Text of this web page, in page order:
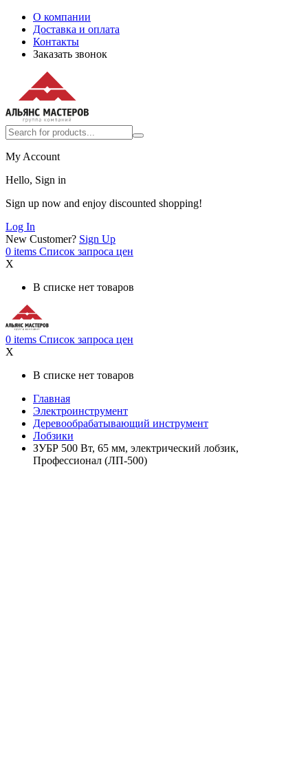
О компании
Доставка и оплата
Контакты
Заказать звонок
My Account
Hello, Sign in
Sign up now and enjoy discounted shopping!
Log In
New Customer? Sign Up
0 items Список запроса цен
X
В списке нет товаров
0 items Список запроса цен
X
В списке нет товаров
Главная
Электроинструмент
Деревообрабатывающий инструмент
Лобзики
ЗУБР 500 Вт, 65 мм, электрический лобзик,
Профессионал (ЛП-500)